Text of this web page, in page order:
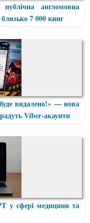
англомовна
7 000 книг
видалено!» — нова
Viber-акаунти
у сфері медицини та